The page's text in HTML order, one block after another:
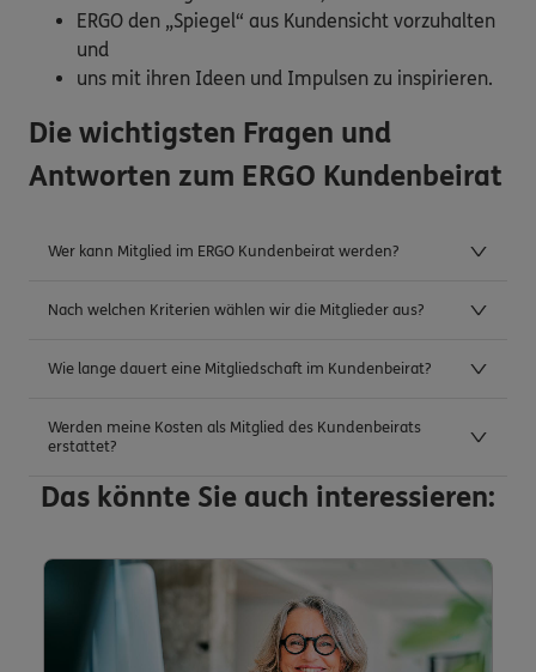
ERGO den „Spiegel“ aus Kundensicht vorzuhalten
und
uns mit ihren Ideen und Impulsen zu inspirieren.
Die wichtigsten Fragen und
Antworten zum ERGO Kundenbeirat
Wer kann Mitglied im ERGO Kundenbeirat werden?
Nach welchen Kriterien wählen wir die Mitglieder aus?
Wie lange dauert eine Mitgliedschaft im Kundenbeirat?
Werden meine Kosten als Mitglied des Kundenbeirats
erstattet?
Das könnte Sie auch interessieren: